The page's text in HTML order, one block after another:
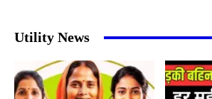
Utility News